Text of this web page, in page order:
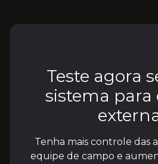
Teste agora
sistema para
Tenha mais controle das
equipe de campo e